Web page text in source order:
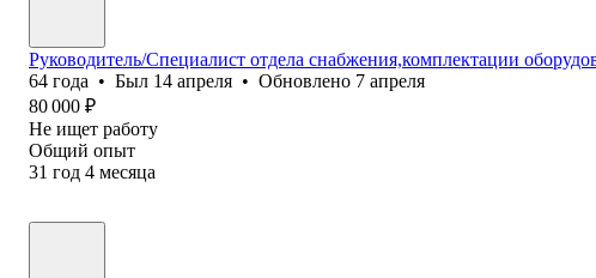
Руководитель/Специалист отдела снабжения,комплектации
64 года • Был 14 апреля • Обновлено 7 апреля
80 000 ₽
Не ищет работу
Общий опыт
31 год 4 месяца